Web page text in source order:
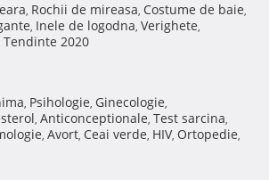
, Rochii de mireasa, Costume de baie,
, Inele de logodna, Verighete,
Tendinte 2020
, Psihologie, Ginecologie,
, Anticonceptionale, Test sarcina,
, Avort, Ceai verde, HIV, Ortopedie,